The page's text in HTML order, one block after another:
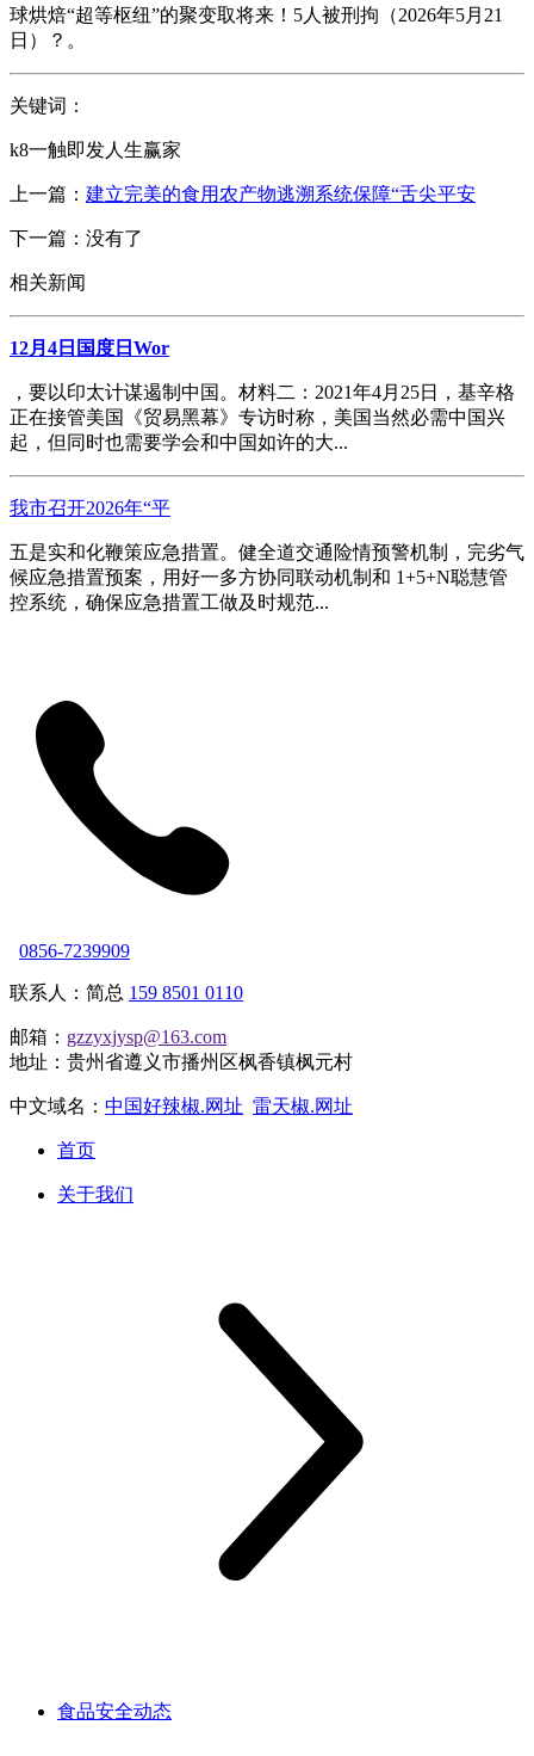
球烘焙“超等枢纽”的聚变取将来！5人被刑拘（2026年5月21
日）？。
关键词：
k8一触即发人生赢家
上一篇： 建立完美的食用农产物逃溯系统保障“舌尖平安
下一篇：没有了
相关新闻
12月4日国度日Wor
，要以印太计谋遏制中国。材料二：2021年4月25日，基辛格
正在接管美国《贸易黑幕》专访时称，美国当然必需中国兴
起，但同时也需要学会和中国如许的大...
我市召开2026年“平
五是实和化鞭策应急措置。健全道交通险情预警机制，完劣气
候应急措置预案，用好一多方协同联动机制和 1+5+N聪慧管
控系统，确保应急措置工做及时规范...
0856-7239909
联系人：简总 159 8501 0110
邮箱： gzzyxjysp@163.com
地址：贵州省遵义市播州区枫香镇枫元村
中文域名： 中国好辣椒.网址 雷天椒.网址
首页
关于我们
食品安全动态